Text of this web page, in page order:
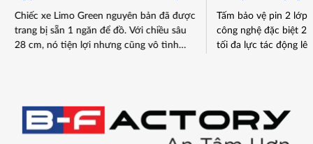
Chiếc xe Limo Green nguyên bản đã được
trang bị sẵn 1 ngăn để đồ. Với chiều sâu
28 cm, nó tiện lợi nhưng cũng vô tình
[…]
khác trên thị
Tấm bảo vệ pin 2 lớp
công nghệ đặc biệt 2
tối đa lực tác động